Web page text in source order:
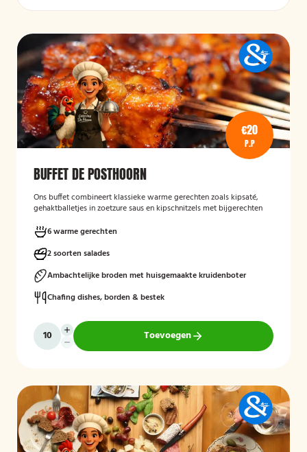
€20
P.P
BUFFET DE POSTHOORN
Ons buffet combineert klassieke warme gerechten zoals kipsaté,
gehaktballetjes in zoetzure saus en kipschnitzels met bijgerechten
frisse rauwkost, gemengde salades en vers brood met kruidenboter
voor een compleet en smaakvol geheel.
Mogelijk te bestellen zonder borden en bestek!
6 warme gerechten
2 soorten salades
Ambachtelijke broden met huisgemaakte kruidenboter
Chafing dishes, borden & bestek
Toevoegen